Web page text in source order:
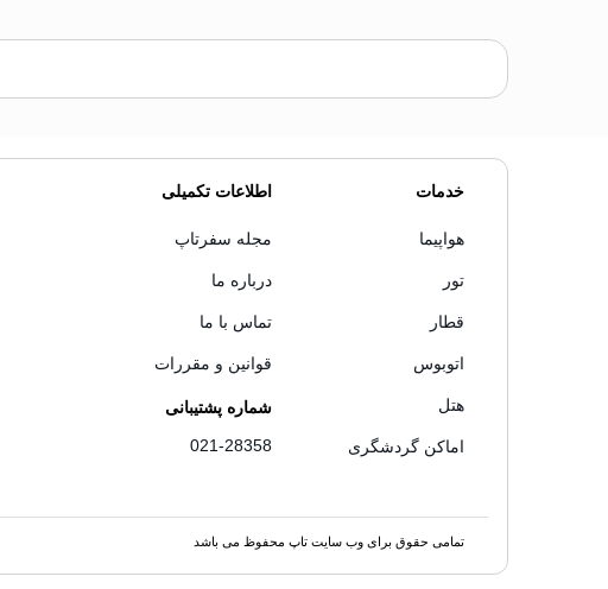
خدمات
هواپیما
تور
قطار
اتوبوس
هتل
اماکن گردشگری
اطلاعات تکمیلی
مجله سفرتاپ
درباره ما
تماس با ما
قوانین و مقررات
شماره پشتیبانی
021-28358
تمامی حقوق برای وب سایت تاپ محفوظ می باشد